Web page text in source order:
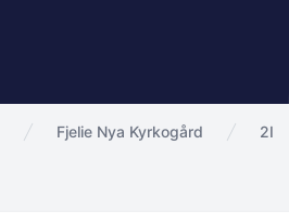
Fjelie Nya Kyrkogård 2I